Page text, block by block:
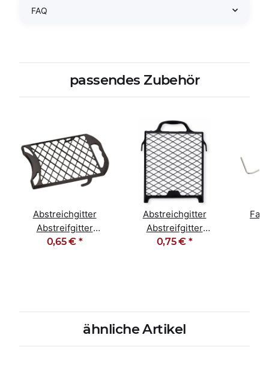
FAQ
passendes Zubehör
Abstreichgitter
Abstreifgitter
Kunststoff 18cm x
0,65 € *
Abstreichgitter
Abstreifgitter
Kunststoff 22cm x
0,75 € *
ähnliche Artikel